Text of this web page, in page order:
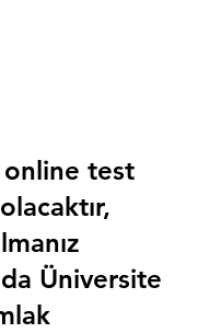
online test
Üniversite